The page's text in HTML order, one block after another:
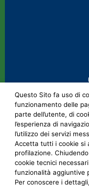
Questo Sito fa uso di
funzionamento delle
parte dell’utente, di
l’esperienza di
l’utilizzo dei servizi
Accetta tutti i cookie si
profilazione.
cookie tecnici
funzionalità aggiuntive
Per conoscere i